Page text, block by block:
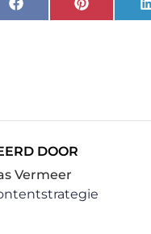
FacebookPinterest
DOOR
Vermeer